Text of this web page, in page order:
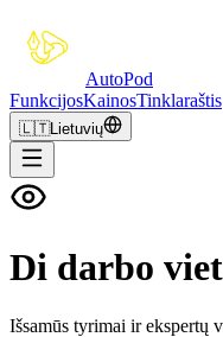
AutoPod
FunkcijosKainosTinklaraštis
🇱🇹Lietuvių
Di darbo
Išsamūs tyrimai ir ekspertų